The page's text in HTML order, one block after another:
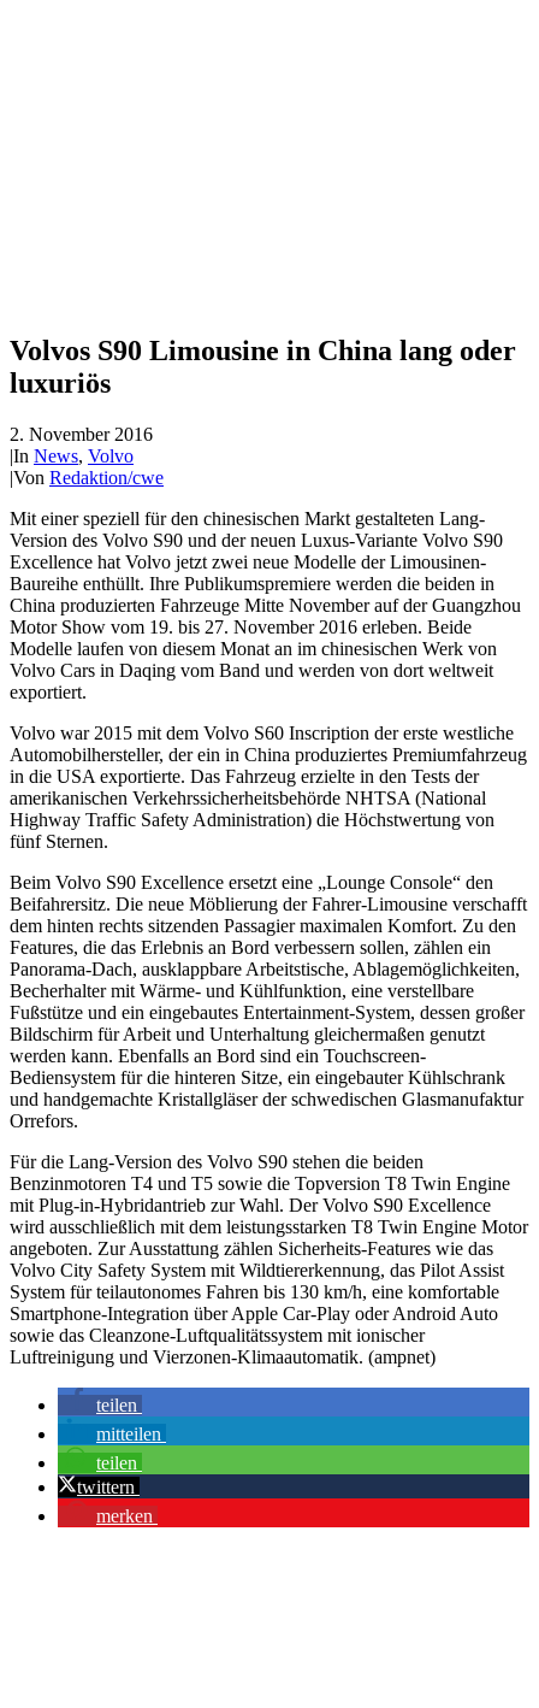
Volvos S90 Limousine in China lang oder
luxuriös
2. November 2016
|In News, Volvo
|Von Redaktion/cwe
Mit einer speziell für den chinesischen Markt gestalteten Lang-
Version des Volvo S90 und der neuen Luxus-Variante Volvo S90
Excellence hat Volvo jetzt zwei neue Modelle der Limousinen-
Baureihe enthüllt. Ihre Publikumspremiere werden die beiden in
China produzierten Fahrzeuge Mitte November auf der Guangzhou
Motor Show vom 19. bis 27. November 2016 erleben. Beide
Modelle laufen von diesem Monat an im chinesischen Werk von
Volvo Cars in Daqing vom Band und werden von dort weltweit
exportiert.
Volvo war 2015 mit dem Volvo S60 Inscription der erste westliche
Automobilhersteller, der ein in China produziertes Premiumfahrzeug
in die USA exportierte. Das Fahrzeug erzielte in den Tests der
amerikanischen Verkehrssicherheitsbehörde NHTSA (National
Highway Traffic Safety Administration) die Höchstwertung von
fünf Sternen.
Beim Volvo S90 Excellence ersetzt eine „Lounge Console“ den
Beifahrersitz. Die neue Möblierung der Fahrer-Limousine verschafft
dem hinten rechts sitzenden Passagier maximalen Komfort. Zu den
Features, die das Erlebnis an Bord verbessern sollen, zählen ein
Panorama-Dach, ausklappbare Arbeitstische, Ablagemöglichkeiten,
Becherhalter mit Wärme- und Kühlfunktion, eine verstellbare
Fußstütze und ein eingebautes Entertainment-System, dessen großer
Bildschirm für Arbeit und Unterhaltung gleichermaßen genutzt
werden kann. Ebenfalls an Bord sind ein Touchscreen-
Bediensystem für die hinteren Sitze, ein eingebauter Kühlschrank
und handgemachte Kristallgläser der schwedischen Glasmanufaktur
Orrefors.
Für die Lang-Version des Volvo S90 stehen die beiden
Benzinmotoren T4 und T5 sowie die Topversion T8 Twin Engine
mit Plug-in-Hybridantrieb zur Wahl. Der Volvo S90 Excellence
wird ausschließlich mit dem leistungsstarken T8 Twin Engine Motor
angeboten. Zur Ausstattung zählen Sicherheits-Features wie das
Volvo City Safety System mit Wildtiererkennung, das Pilot Assist
System für teilautonomes Fahren bis 130 km/h, eine komfortable
Smartphone-Integration über Apple Car-Play oder Android Auto
sowie das Cleanzone-Luftqualitätssystem mit ionischer
Luftreinigung und Vierzonen-Klimaautomatik. (ampnet)
teilen
mitteilen
teilen
twittern
merken